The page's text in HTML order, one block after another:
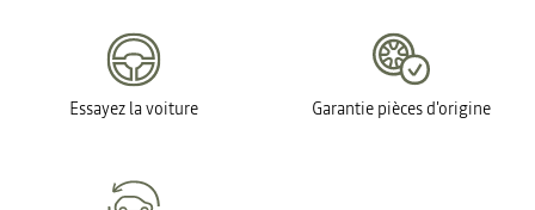
Essayez la voiture Garantie pièces d'origine